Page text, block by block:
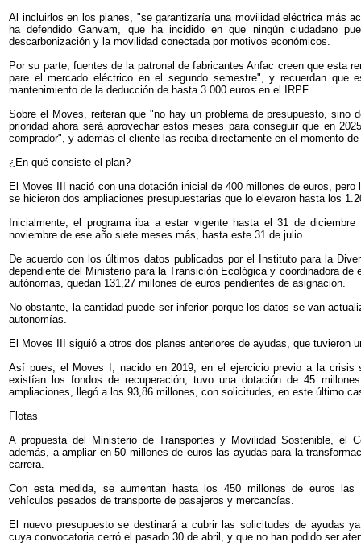
Al incluirlos en los planes, "se garantizaría una movilidad eléctrica más
ha defendido Ganvam, que ha incidido en que ningún ciudadano
descarbonización y la movilidad conectada por motivos económicos.
Por su parte, fuentes de la patronal de fabricantes Anfac creen que esta
pare el mercado eléctrico en el segundo semestre", y recuerdan que
mantenimiento de la deducción de hasta 3.000 euros en el IRPF.
Sobre el Moves, reiteran que "no hay un problema de presupuesto, sino
prioridad ahora será aprovechar estos meses para conseguir que en
comprador", y además el cliente las reciba directamente en el momento
¿En qué consiste el plan?
El Moves III nació con una dotación inicial de 400 millones de euros,
se hicieron dos ampliaciones presupuestarias que lo elevaron hasta los
Inicialmente, el programa iba a estar vigente hasta el 31 de
noviembre de ese año siete meses más, hasta este 31 de julio.
De acuerdo con los últimos datos publicados por el Instituto para la
dependiente del Ministerio para la Transición Ecológica y coordinadora
autónomas, quedan 131,27 millones de euros pendientes de asignación.
No obstante, la cantidad puede ser inferior porque los datos se van
autonomías.
El Moves III siguió a otros dos planes anteriores de ayudas, que tuvieron
Así pues, el Moves I, nacido en 2019, en el ejercicio previo a la crisis
existían los fondos de recuperación, tuvo una dotación de 45
ampliaciones, llegó a los 93,86 millones, con solicitudes, en este último
Flotas
A propuesta del Ministerio de Transportes y Movilidad Sostenible, el
además, a ampliar en 50 millones de euros las ayudas para la
carrera.
Con esta medida, se aumentan hasta los 450 millones de euros las
vehículos pesados de transporte de pasajeros y mercancías.
El nuevo presupuesto se destinará a cubrir las solicitudes de ayudas
cuya convocatoria cerró el pasado 30 de abril, y que no han podido ser